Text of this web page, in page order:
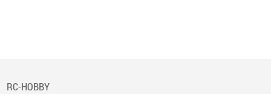
RC-HOBBY